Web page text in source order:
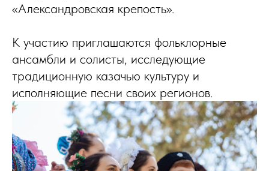
«Александровская крепость».
К участию приглашаются фольклорные
ансамбли и солисты, исследующие
традиционную казачью культуру и
исполняющие песни своих регионов.